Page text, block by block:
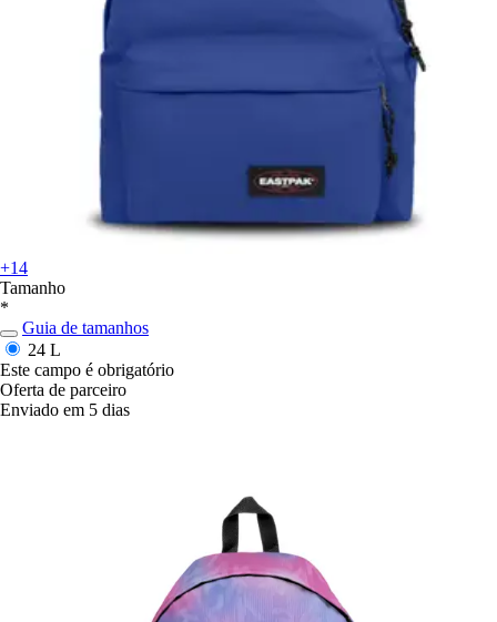
+14
Tamanho
*
Guia de tamanhos
24 L
Este campo é obrigatório
Oferta de parceiro
Enviado em 5 dias